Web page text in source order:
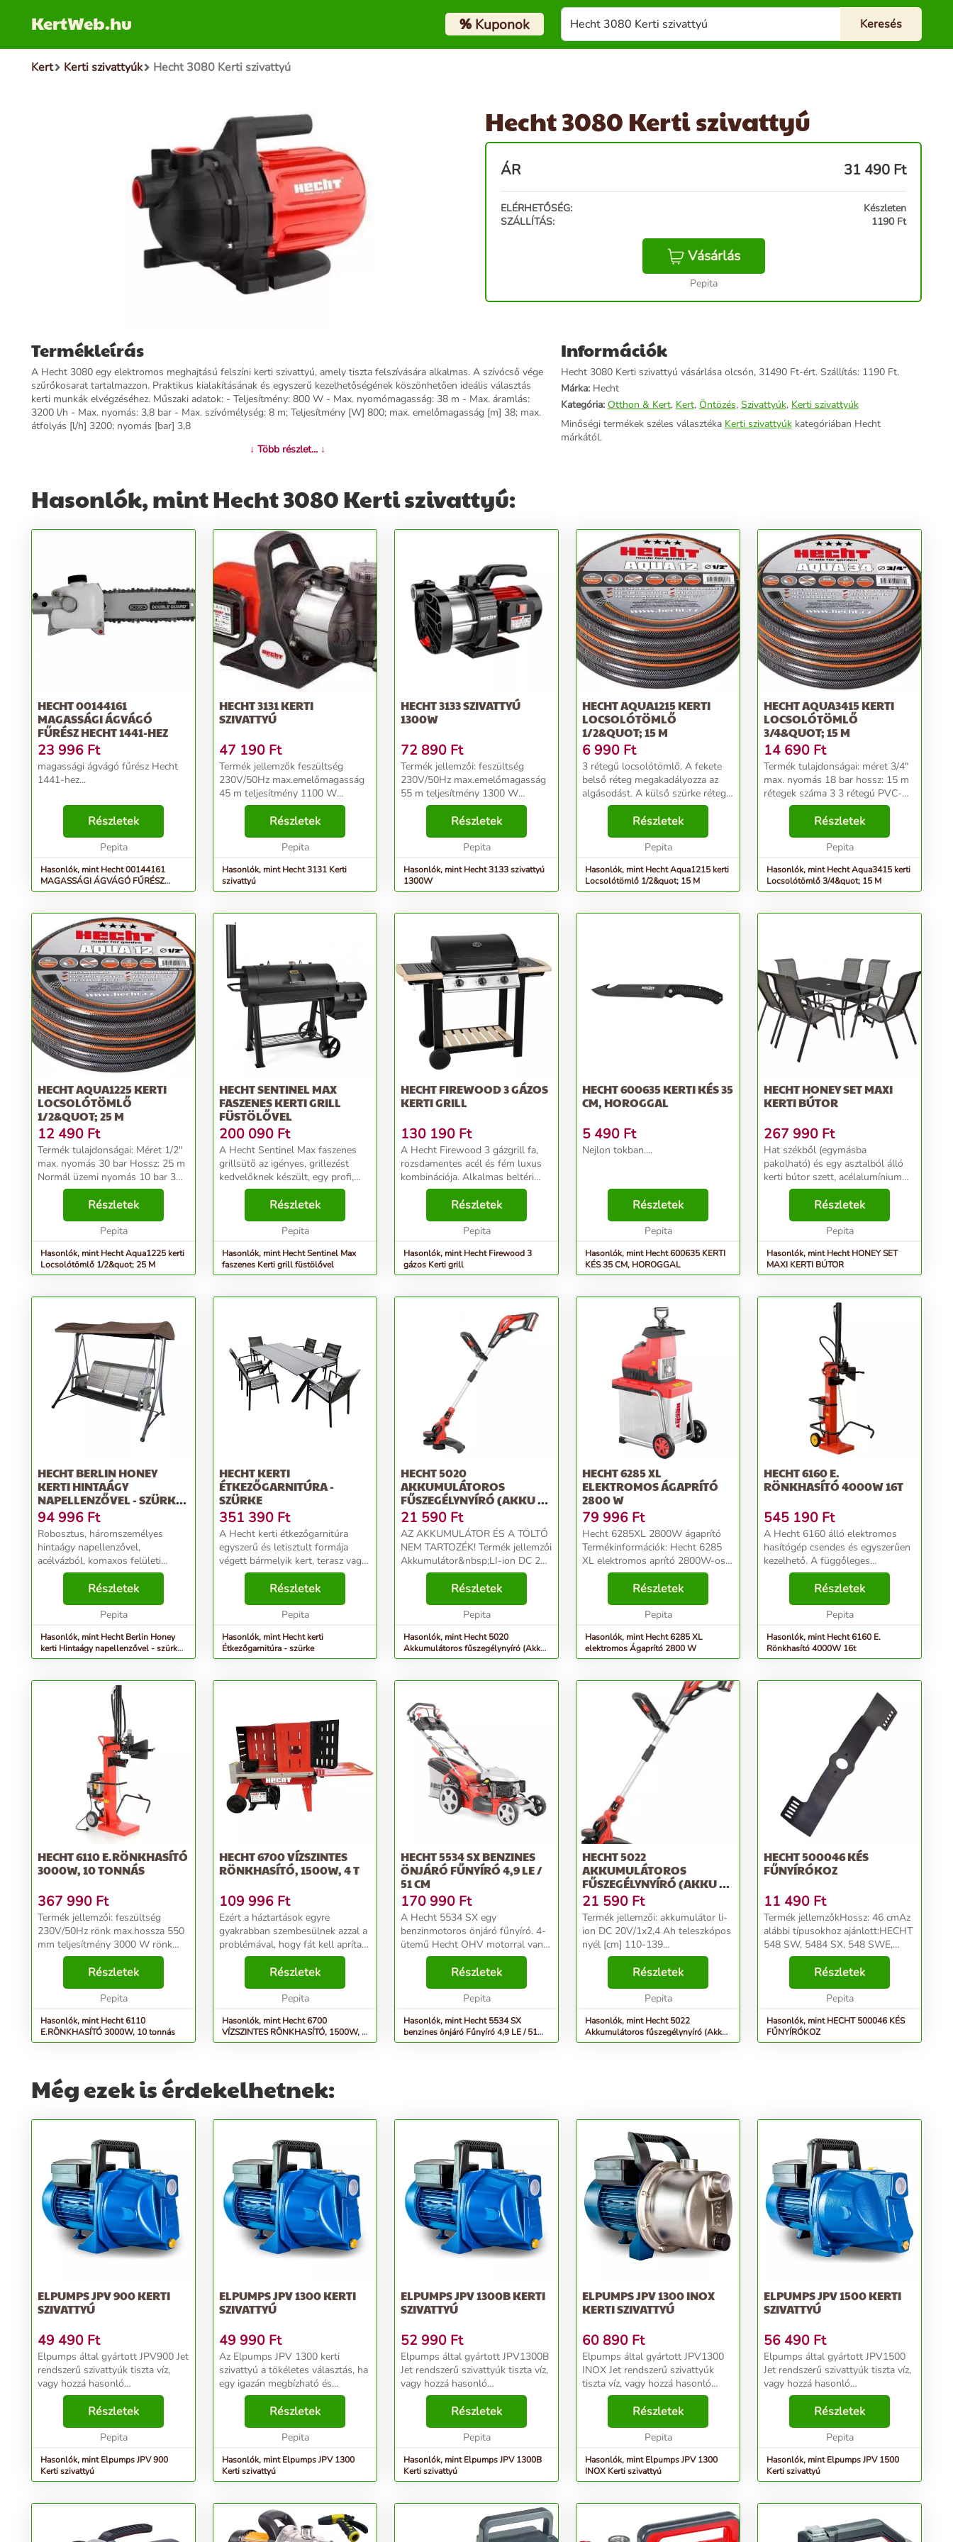
KertWeb.hu %Kuponok
Kert Kerti szivattyúk Hecht 3080 Kerti szivattyú
Hecht 3080 Kerti szivattyú
ÁR 31 490 Ft
ELÉRHETŐSÉG:
Készleten
SZÁLLÍTÁS:
1190 Ft
Vásárlás
Pepita
Termékleírás
A Hecht 3080 egy elektromos meghajtású felszíni kerti szivattyú, amely tiszta felszívására alkalmas. A szívócső vége
szűrőkosarat tartalmazzon. Praktikus kialakításának és egyszerű kezelhetőségének köszönhetően ideális választás
kerti munkák elvégzéséhez. Műszaki adatok: - Teljesítmény: 800 W - Max. nyomómagasság: 38 m - Max. áramlás:
3200 l/h - Max. nyomás: 3,8 bar - Max. szívómélység: 8 m; Teljesítmény [W] 800; max. emelőmagasság [m] 38; max.
átfolyás [l/h] 3200; nyomás [bar] 3,8
↓ Több részlet... ↓
Információk
Hecht 3080 Kerti szivattyú vásárlása olcsón, 31490 Ft-ért. Szállítás: 1190 Ft.
Márka:Hecht
Kategória: Otthon & Kert, Kert, Öntözés, Szivattyúk, Kerti szivattyúk
Minőségi termékek széles választéka Kerti szivattyúkkategóriában Hecht
márkától.
Hasonlók, mint Hecht 3080 Kerti szivattyú:
HECHT 00144161
MAGASSÁGI ÁGVÁGÓ
FŰRÉSZ HECHT 1441-HEZ
23 996 Ft
magassági ágvágó fűrész Hecht
1441-hez...
Részletek
Pepita
Hasonlók, mint Hecht 00144161
MAGASSÁGI ÁGVÁGÓ FŰRÉSZ
Hecht 1441-HEZ
HECHT 3131 KERTI
SZIVATTYÚ
47 190 Ft
Termék jellemzők feszültség
230V/50Hz max.emelőmagasság
45 m teljesítmény 1100 W
max.átfolyás 4600 l/h
max.nyomás 4,5 bar
max.szívómélység 8 m A
Hecht 3131 kerti szivattyú
Részletek
Pepita
Hasonlók, mint Hecht 3131 Kerti
szivattyú
HECHT 3133 SZIVATTYÚ
1300W
72 890 Ft
Termék jellemzői: feszültség
230V/50Hz max.emelőmagasság
55 m teljesítmény 1300 W
max.átfolyás 5400 l/h
max.nyomás 5,5 bar
max.szívómélység 8 m A Hecht
3133 inox ásott kút
Részletek
Pepita
Hasonlók, mint Hecht 3133 szivattyú
1300W
HECHT AQUA1215 KERTI
LOCSOLÓTÖMLŐ
1/2&QUOT; 15 M
6 990 Ft
3 rétegű locsolótömlő. A fekete
belső réteg megakadályozza az
algásodást. A külső szürke réteg
javítja a tömlő tulajdonságait, jobb
kopásállóságot biztosít. A külső
narancssárga rétegnek
köszönhetően ...
Részletek
Pepita
Hasonlók, mint Hecht Aqua1215 kerti
Locsolótömlő 1/2&quot; 15 M
HECHT AQUA3415 KERTI
LOCSOLÓTÖMLŐ
3/4&QUOT; 15 M
14 690 Ft
Termék tulajdonságai: méret 3/4"
max. nyomás 18 bar hossz: 15 m
rétegek száma 3 3 rétegú PVC-
böl készül. A fekete belső réteg
megakadályozza az algásodást. A
külső szürke réteg javítja a tömlő...
Részletek
Pepita
Hasonlók, mint Hecht Aqua3415 kerti
Locsolótömlő 3/4&quot; 15 M
HECHT AQUA1225 KERTI
LOCSOLÓTÖMLŐ
1/2&QUOT; 25 M
12 490 Ft
Termék tulajdonságai: Méret 1/2"
max. nyomás 30 bar Hossz: 25 m
Normál üzemi nyomás 10 bar 3
rétegú PVC-böl készül. A fekete
belső réteg megakadályozza az
algásodást. A külső szürke réteg
Részletek
Pepita
Hasonlók, mint Hecht Aqua1225 kerti
Locsolótömlő 1/2&quot; 25 M
HECHT SENTINEL MAX
FASZENES KERTI GRILL
FÜSTÖLŐVEL
200 090 Ft
A Hecht Sentinel Max faszenes
grillsütő az igényes, grillezést
kedvelőknek készült, egy profi,
sokoldalú, luxus füstölővel. A
Hecht grillsütő a kényelmes és az
elegáns design ötvözete. A két
Részletek
Pepita
Hasonlók, mint Hecht Sentinel Max
faszenes Kerti grill füstölővel
HECHT FIREWOOD 3 GÁZOS
KERTI GRILL
130 190 Ft
A Hecht Firewood 3 gázgrill fa,
rozsdamentes acél és fém luxus
kombinációja. Alkalmas beltéri
illetve kültéri területeken való
használatra. Mérete közepes
terekre is optimálissá teszi a
használatát. A...
Részletek
Pepita
Hasonlók, mint Hecht Firewood 3
gázos Kerti grill
HECHT 600635 KERTI KÉS 35
CM, HOROGGAL
5 490 Ft
Nejlon tokban....
Részletek
Pepita
Hasonlók, mint Hecht 600635 KERTI
KÉS 35 CM, HOROGGAL
HECHT HONEY SET MAXI
KERTI BÚTOR
267 990 Ft
Hat székből (egymásba
pakolható) és egy asztalból álló
kerti bútor szett, acélalumínium
profillal és komax
felületkezeléssel. Asztal
megerősített sötétített
üveglappal. Külső és belső helyen
Részletek
Pepita
Hasonlók, mint Hecht HONEY SET
MAXI KERTI BÚTOR
HECHT BERLIN HONEY
KERTI HINTAÁGY
NAPELLENZŐVEL - SZÜRKE-
BARNA
94 996 Ft
Robosztus, háromszemélyes
hintaágy napellenzővel,
acélvázból, komaxos felületi
kezeléssel. A pad tekercses
rugókon függ. Nem használható
nedves helyen. Kerti luxus hinta
komaxittal kezelt acélcsövekbő...
Részletek
Pepita
Hasonlók, mint Hecht Berlin Honey
kerti Hintaágy napellenzővel - szürke-
barna
HECHT KERTI
ÉTKEZŐGARNITÚRA -
SZÜRKE
351 390 Ft
A Hecht kerti étkezőgarnitúra
egyszerű és letisztult formája
végett bármelyik kert, terasz vagy
udvar kedvence lehet. Ideális egy
családi reggelihez, ebédhez vagy
akár vacsorához is. Jellemzői: - S...
Részletek
Pepita
Hasonlók, mint Hecht kerti
Étkezőgarnitúra - szürke
HECHT 5020
AKKUMULÁTOROS
FŰSZEGÉLYNYÍRÓ (AKKU ÉS
TÖLTŐ NÉLKÜL)
21 590 Ft
AZ AKKUMULÁTOR ÉS A TÖLTŐ
NEM TARTOZÉK! Termék jellemzői
Akkumulátor&nbsp;LI-ion DC 20
V, 2 Ah munkaszélesség
[cm]&nbsp;25 tömeg
[kg]&nbsp;2,05 ACCUprogram
6020 Ha Önnek van kertje, ...
Részletek
Pepita
Hasonlók, mint Hecht 5020
Akkumulátoros fűszegélynyíró (Akku
és töltő nélkül)
HECHT 6285 XL
ELEKTROMOS ÁGAPRÍTÓ
2800 W
79 996 Ft
Hecht 6285XL 2800W ágaprító
Termékinformációk: Hecht 6285
XL elektromos aprító 2800W-os
motorjával maximum 4,4 cm
ágvastagságig képes aprítani.
Darálókése hosszú élettartamot
garantál és egyben be...
Részletek
Pepita
Hasonlók, mint Hecht 6285 XL
elektromos Ágaprító 2800 W
HECHT 6160 E.
RÖNKHASÍTÓ 4000W 16T
545 190 Ft
A Hecht 6160 álló elektromos
hasítógép csendes és egyszerűen
kezelhető. A függőleges
felosztása alkalmas nagy fa rönk
hasítására is. Köszönhetően az
elektromos motor 4.000 wattos
teljesítményének, kép...
Részletek
Pepita
Hasonlók, mint Hecht 6160 E.
Rönkhasító 4000W 16t
HECHT 6110 E.RÖNKHASÍTÓ
3000W, 10 TONNÁS
367 990 Ft
Termék jellemzői: feszültség
230V/50Hz rönk max.hossza 550
mm teljesítmény 3000 W rönk
max.átmérője 300 mm
max.nyomás 8 t tömeg 98 kg
Robusztus kialakítású és kiváló
minőségű hasítóék garan...
Részletek
Pepita
Hasonlók, mint Hecht 6110
E.RÖNKHASÍTÓ 3000W, 10 tonnás
HECHT 6700 VÍZSZINTES
RÖNKHASÍTÓ, 1500W, 4 T
109 996 Ft
Ezért a háztartások egyre
gyakrabban szembesülnek azzal a
problémával, hogy fát kell aprítani
A baltával, fejszével történő
aprítás nemcsak sok energiát
emészt fel, de használatuk
gyakorlást is igénye...
Részletek
Pepita
Hasonlók, mint Hecht 6700
VÍZSZINTES RÖNKHASÍTÓ, 1500W, 4
t
HECHT 5534 SX BENZINES
ÖNJÁRÓ FŰNYÍRÓ 4,9 LE /
51 CM
170 990 Ft
A Hecht 5534 SX egy
benzinmotoros önjáró fűnyíró. 4-
ütemű Hecht OHV motorral van
szerelve, 173cm³
hengerűrtartalommal, ami 4,9LE
teljesítményt biztosít. A fűnyíró
alapját az erős acél váz alkotja,
Részletek
Pepita
Hasonlók, mint Hecht 5534 SX
benzines önjáró Fűnyíró 4,9 LE / 51
cm
HECHT 5022
AKKUMULÁTOROS
FŰSZEGÉLYNYÍRÓ (AKKU ÉS
TÖLTŐ NÉLKÜL)
21 590 Ft
Termék jellemzői: akkumulátor li-
ion DC 20V/1x2,4 Ah teleszkópos
nyél [cm] 110-139
munkaszélesség [cn] 25,4
tömeg[kg] 1,9 A gyep gondozása
egy alapvető lépés, ha azt
szeretnénk, hogy az ...
Részletek
Pepita
Hasonlók, mint Hecht 5022
Akkumulátoros fűszegélynyíró (Akku
és töltő nélkül)
HECHT 500046 KÉS
FŰNYÍRÓKOZ
11 490 Ft
Termék jellemzőkHossz: 46 cmAz
alábbi típusokhoz ajánlott:HECHT
548 SW, 5484 SX, 548 SWE,
5484 SXE...
Részletek
Pepita
Hasonlók, mint HECHT 500046 KÉS
FŰNYÍRÓKOZ
Még ezek is érdekelhetnek:
ELPUMPS JPV 900 KERTI
SZIVATTYÚ
49 490 Ft
Elpumps által gyártott JPV900 Jet
rendszerű szivattyúk tiszta víz,
vagy hozzá hasonló
tulajdonságokkal rendelkező, nem
agresszív és nem éghető
folyadékok szállítására
alkalmasak. Kiválóan
Részletek
Pepita
Hasonlók, mint Elpumps JPV 900
Kerti szivattyú
ELPUMPS JPV 1300 KERTI
SZIVATTYÚ
49 990 Ft
Az Elpumps JPV 1300 kerti
szivattyú a tökéletes választás, ha
egy igazán megbízható és
erőteljes megoldást keres a kertje
öntözéséhez. Ez a kerti szivattyú
biztosítja, hogy a tiszta víz
megfelelő nyom...
Részletek
Pepita
Hasonlók, mint Elpumps JPV 1300
Kerti szivattyú
ELPUMPS JPV 1300B KERTI
SZIVATTYÚ
52 990 Ft
Elpumps által gyártott JPV1300B
Jet rendszerű szivattyúk tiszta víz,
vagy hozzá hasonló
tulajdonságokkal rendelkező, nem
agresszív és nem éghető
folyadékok szállítására
alkalmasak. Kiválóan használhat...
Részletek
Pepita
Hasonlók, mint Elpumps JPV 1300B
Kerti szivattyú
ELPUMPS JPV 1300 INOX
KERTI SZIVATTYÚ
60 890 Ft
Elpumps által gyártott JPV1300
INOX Jet rendszerű szivattyúk
tiszta víz, vagy hozzá hasonló
tulajdonságokkal rendelkező, nem
agresszív és nem éghető
folyadékok szállítására
alkalmasak. Kiválóan haszná...
Részletek
Pepita
Hasonlók, mint Elpumps JPV 1300
INOX Kerti szivattyú
ELPUMPS JPV 1500 KERTI
SZIVATTYÚ
56 490 Ft
Elpumps által gyártott JPV1500
Jet rendszerű szivattyúk tiszta víz,
vagy hozzá hasonló
tulajdonságokkal rendelkező, nem
agresszív és nem éghető
folyadékok szállítására
alkalmasak. Kiválóan
Részletek
Pepita
Hasonlók, mint Elpumps JPV 1500
Kerti szivattyú